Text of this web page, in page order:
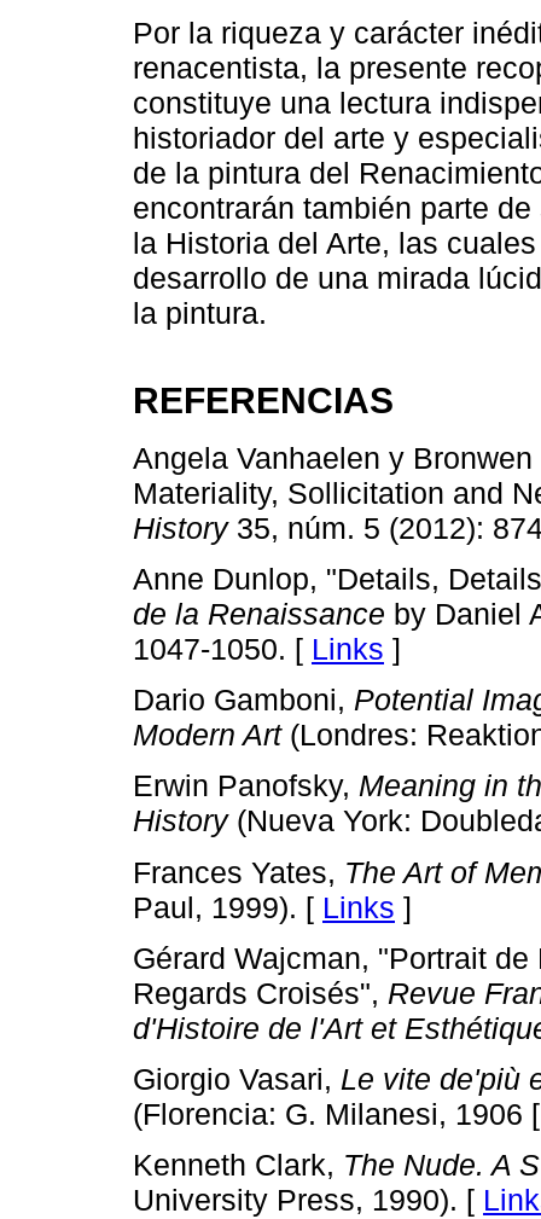
Por la riqueza y carácter
renacentista, la presente
constituye una lectura
historiador del arte y
de la pintura del
encontrarán también parte
la Historia del Arte, las
desarrollo de una mirada
la pintura.
REFERENCIAS
Angela Vanhaelen y
Materiality, Sollicitation and
History35, núm. 5 (2012):
Anne Dunlop, "Details,
de la Renaissance by Daniel
1047-1050. [ Links ]
Dario Gamboni, Potential
Modern Art(Londres:
Erwin Panofsky, Meaning in
History(Nueva York:
Frances Yates, The Art of
Paul, 1999). [ Links ]
Gérard Wajcman, "Portrait
Regards Croisés", Revue
d'Histoire de l'Art et
Giorgio Vasari, Le vite de'più
(Florencia: G. Milanesi, 1906
Kenneth Clark, The Nude. A
University Press, 1990). [